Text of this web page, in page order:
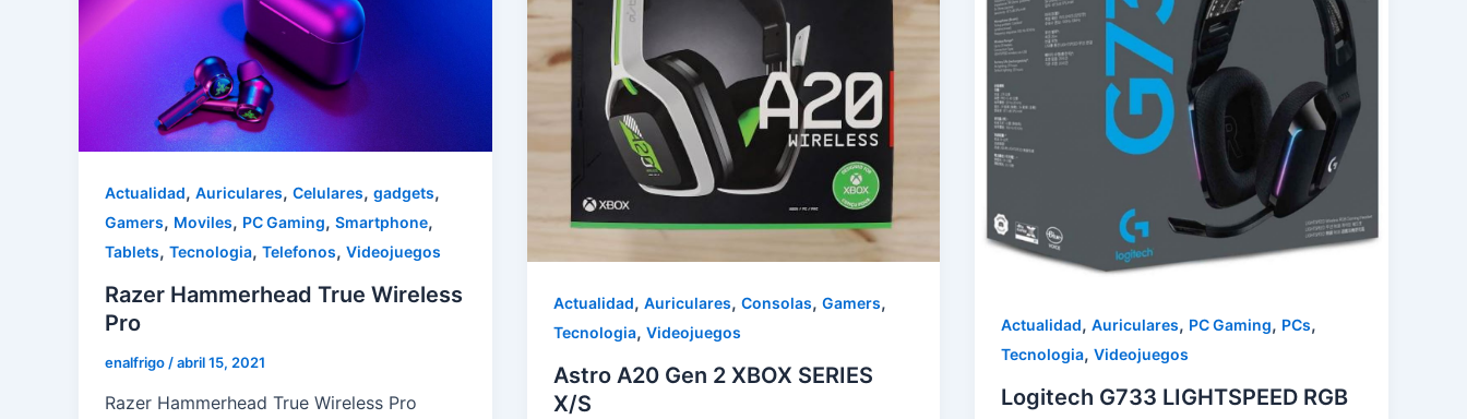
Actualidad, Auriculares, Celulares, gadgets,
Gamers, Moviles, PC Gaming, Smartphone,
Tablets, Tecnologia, Telefonos, Videojuegos
Razer Hammerhead True Wireless
Pro
enalfrigo /abril 15, 2021
Razer Hammerhead True Wireless Pro
Actualidad, Auriculares, Consolas, Gamers,
Tecnologia, Videojuegos
Astro A20 Gen 2 XBOX SERIES
X/S
Actualidad,Auriculares, PC Gaming, PCs,
Tecnologia,Videojuegos
Logitech G733 LIGHTSPEED RGB